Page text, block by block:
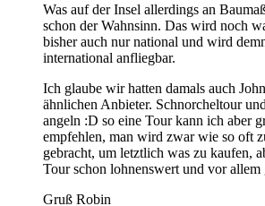
Was auf der Insel allerdings an
schon der Wahnsinn. Das wird noch
bisher auch nur national und wird
international anfliegbar.
Ich glaube wir hatten damals auch
ähnlichen Anbieter. Schnorcheltour
angeln :D so eine Tour kann ich aber
empfehlen, man wird zwar wie so oft
gebracht, um letztlich was zu kaufen,
Tour schon lohnenswert und vor allem
Gruß Robin